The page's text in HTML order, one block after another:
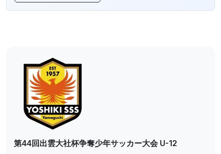
第44回出雲大社杯争奪少年サッカー大会 U-12